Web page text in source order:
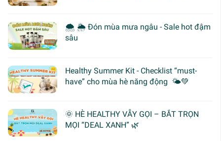
🌨 🌦 Đón mùa mưa ngâu - Sale hot đậm
sâu
Healthy Summer Kit - Checklist “must-
have” cho mùa hè năng động 🌤️💚
🌞 HÈ HEALTHY VẪY GỌI – BẮT TRỌN
MỌI “DEAL XANH” 🌿